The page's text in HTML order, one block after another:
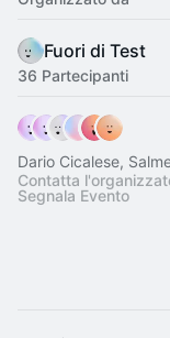
Fuori di Test
36 Partecipanti
Dario Cicalese,
Contatta
Segnala Evento